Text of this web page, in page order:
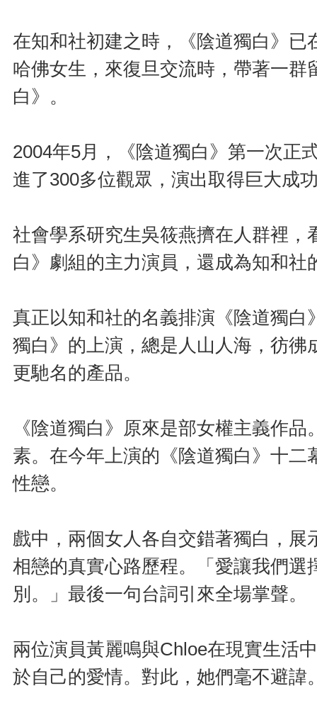
在知和社初建之時，《陰道獨白》
哈佛女生，來復旦交流時，帶著一
白》。
2004年5月，《陰道獨白》第一次正
進了300多位觀眾，演出取得巨大成
社會學系研究生吳筱燕擠在人群裡
白》劇組的主力演員，還成為知和
真正以知和社的名義排演《陰道獨
獨白》的上演，總是人山人海，彷
更馳名的產品。
《陰道獨白》原來是部女權主義作
素。在今年上演的《陰道獨白》十
性戀。
戲中，兩個女人各自交錯著獨白，
相戀的真實心路歷程。「愛讓我們
別。」最後一句台詞引來全場掌聲。
兩位演員黃麗鳴與Chloe在現實生活
於自己的愛情。對此，她們毫不避諱